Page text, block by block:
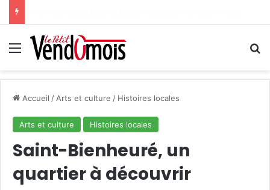
Menu
Accueil / Arts et culture / Histoires locales
Arts et culture Histoires locales
Saint-Bienheuré, un
quartier à découvrir